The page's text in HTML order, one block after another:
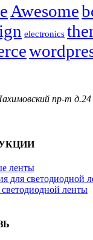
Awesome
electronics
пр-т д.24
ленты
для светодиодной
ленты